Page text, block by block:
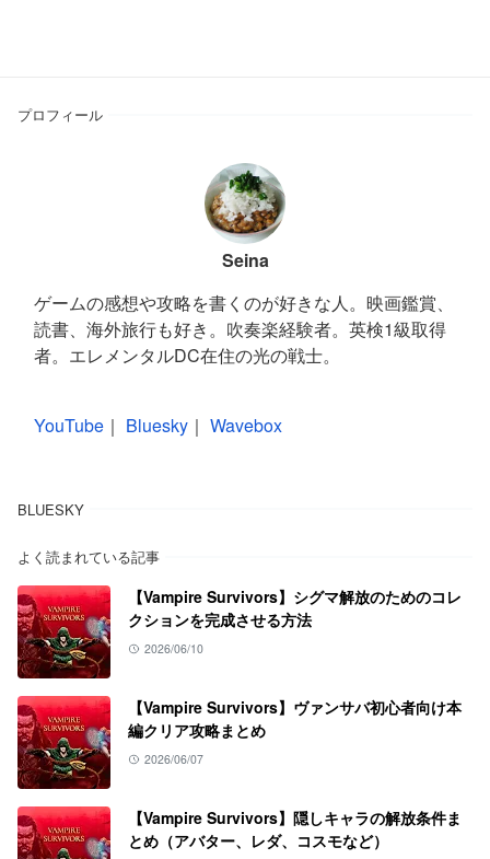
プロフィール
Seina
ゲームの感想や攻略を書くのが好きな人。映画鑑賞、
読書、海外旅行も好き。吹奏楽経験者。英検1級取得
者。エレメンタルDC在住の光の戦士。
YouTube ｜ Bluesky ｜ Wavebox
BLUESKY
よく読まれている記事
【Vampire Survivors】シグマ解放のためのコレ
クションを完成させる方法
2026/06/10
【Vampire Survivors】ヴァンサバ初心者向け本
編クリア攻略まとめ
2026/06/07
【Vampire Survivors】隠しキャラの解放条件ま
とめ（アバター、レダ、コスモなど）